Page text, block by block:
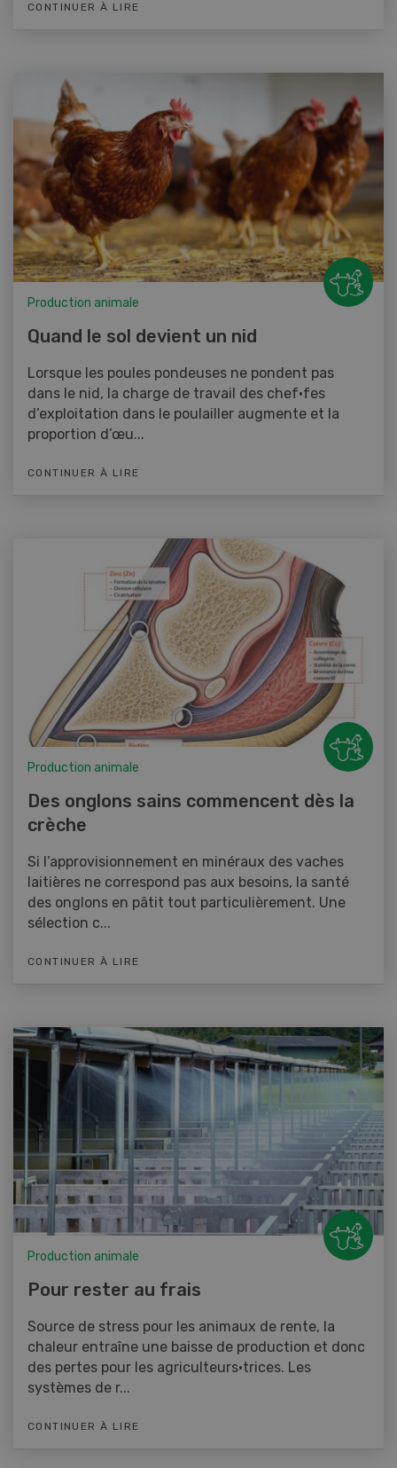
CONTINUER À LIRE
Production animale
Quand le sol devient un nid
Lorsque les poules pondeuses ne pondent pas
dans le nid, la charge de travail des chef·fes
d’exploitation dans le poulailler augmente et la
proportion d’œu...
CONTINUER À LIRE
Production animale
Des onglons sains commencent dès la
crèche
Si l’approvisionnement en minéraux des vaches
laitières ne correspond pas aux besoins, la santé
des onglons en pâtit tout particulièrement. Une
sélection c...
CONTINUER À LIRE
Production animale
Pour rester au frais
Source de stress pour les animaux de rente, la
chaleur entraîne une baisse de production et donc
des pertes pour les agriculteurs·trices. Les
systèmes de r...
CONTINUER À LIRE